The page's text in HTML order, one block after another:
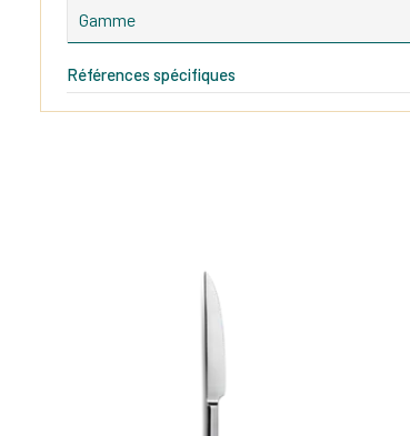
Gamme
Références spécifiques